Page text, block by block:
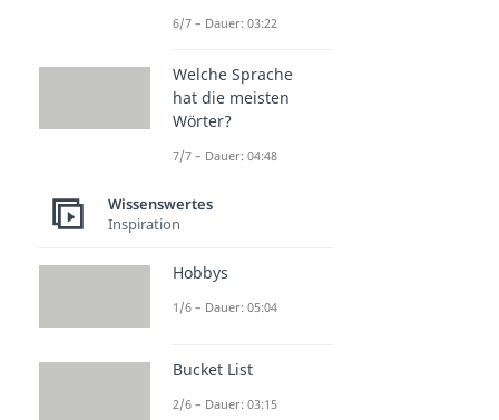
6/7 – Dauer: 03:22
Welche Sprache
hat die meisten
Wörter?
7/7 – Dauer: 04:48
Wissenswertes
Inspiration
Hobbys
1/6 – Dauer: 05:04
Bucket List
2/6 – Dauer: 03:15